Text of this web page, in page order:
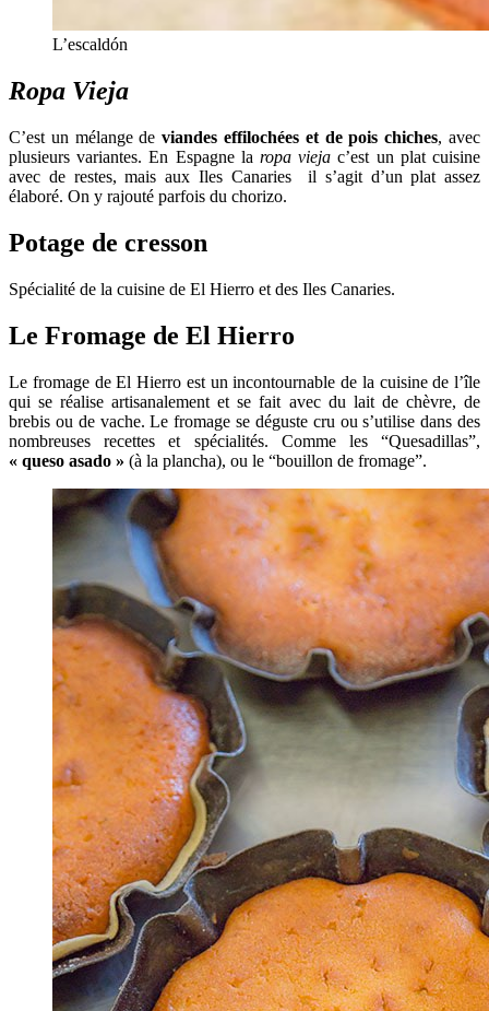
L’escaldón
Ropa Vieja
C’est un mélange deviandes effilochées et de pois chiches, avec
plusieurs variantes. En Espagne la ropa vieja c’est un plat cuisine
avec de restes, mais aux Iles Canaries
il s’agit d’un plat assez
élaboré. On y rajouté parfois du chorizo.
Potage de cresson
Spécialité de la cuisine de El Hierro et des Iles Canaries.
Le Fromage de El Hierro
Le fromage de El Hierro est un incontournable de la cuisine de l’île
qui se réalise artisanalement et se fait avec du lait de chèvre, de
brebis ou de vache. Le fromage se déguste cru ou s’utilise dans des
nombreuses recettes et spécialités. Comme les “Quesadillas”,
« queso asado » (à la plancha), ou le “bouillon de fromage”.